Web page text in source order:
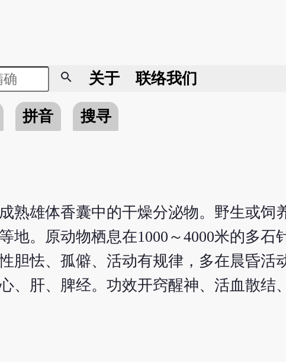
search 关于 联络我们
拼音
搜寻
熟雄体香囊中的干燥分泌物。野生或饲
地。原动物栖息在1000～4000米的多石
胆怯、孤僻、活动有规律，多在晨昏活
、肝、脾经。功效开窍醒神、活血散结